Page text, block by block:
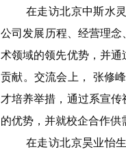
在走访北京中斯水
公司发展历程、经营理
术领域的领先优势，并
贡献。交流会上， 张修
才培养举措，通过系宣
的优势，并就校企合作
在走访北京昊业怡